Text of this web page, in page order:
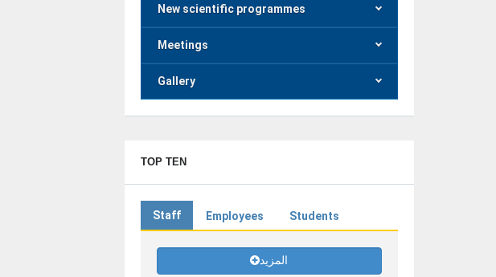
New scientific programmes
Meetings
Gallery
TOP TEN
Staff Employees Students
المزيد